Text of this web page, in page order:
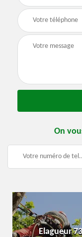
On
Elagueur 73